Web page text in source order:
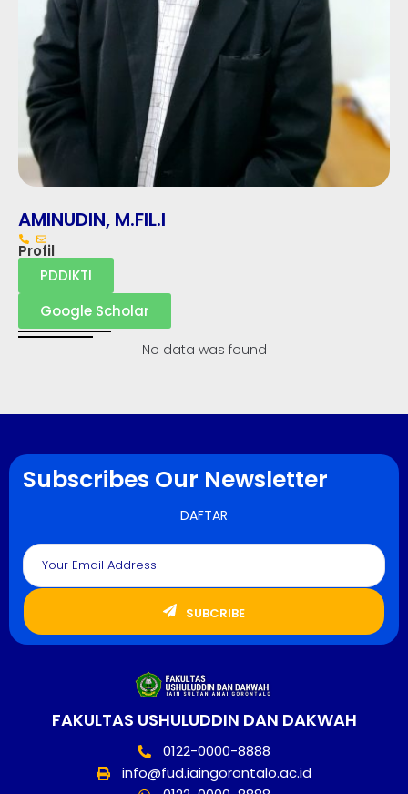
AMINUDIN, M.FIL.I
Profil
PDDIKTI
Google Scholar
No data was found
Subscribes Our Newsletter
DAFTAR
SUBCRIBE
FAKULTAS USHULUDDIN DAN DAKWAH
0122-0000-8888
info@fud.iaingorontalo.ac.id